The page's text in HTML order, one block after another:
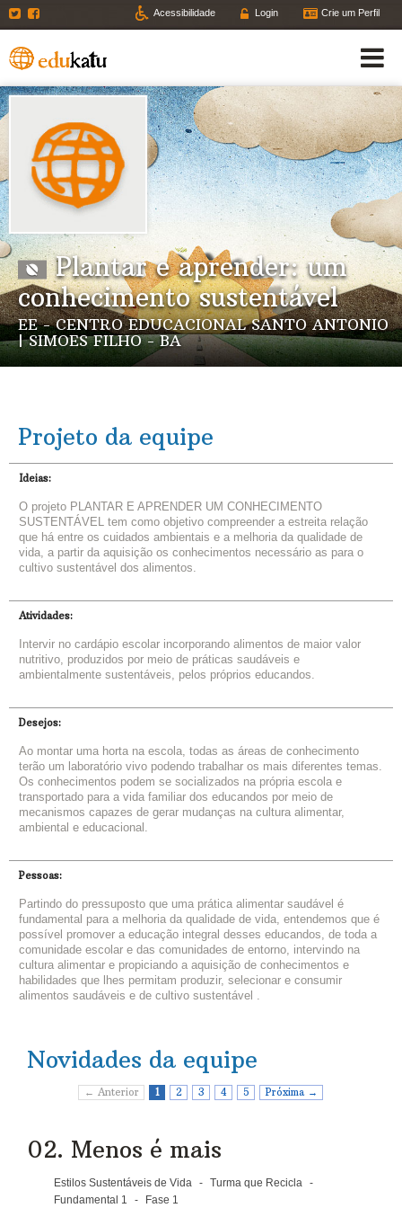
Twitter Acessibilidade Login Crie um Perfil
Plantar e aprender: um
conhecimento sustentável
EE - CENTRO EDUCACIONAL SANTO ANTONIO
| SIMOES FILHO - BA
Projeto da equipe
Ideias:
O projeto PLANTAR E APRENDER UM CONHECIMENTO
SUSTENTÁVEL tem como objetivo compreender a estreita relação
que há entre os cuidados ambientais e a melhoria da qualidade de
vida, a partir da aquisição os conhecimentos necessário as para o
cultivo sustentável dos alimentos.
Atividades:
Intervir no cardápio escolar incorporando alimentos de maior valor
nutritivo, produzidos por meio de práticas saudáveis e
ambientalmente sustentáveis, pelos próprios educandos.
Desejos:
Ao montar uma horta na escola, todas as áreas de conhecimento
terão um laboratório vivo podendo trabalhar os mais diferentes temas.
Os conhecimentos podem se socializados na própria escola e
transportado para a vida familiar dos educandos por meio de
mecanismos capazes de gerar mudanças na cultura alimentar,
ambiental e educacional.
Pessoas:
Partindo do pressuposto que uma prática alimentar saudável é
fundamental para a melhoria da qualidade de vida, entendemos que é
possível promover a educação integral desses educandos, de toda a
comunidade escolar e das comunidades de entorno, intervindo na
cultura alimentar e propiciando a aquisição de conhecimentos e
habilidades que lhes permitam produzir, selecionar e consumir
alimentos saudáveis e de cultivo sustentável .
Novidades da equipe
← Anterior 1 2 3 4 5 Próxima →
02. Menos é mais
Estilos Sustentáveis de Vida - Turma que Recicla -
Fundamental 1
- Fase 1